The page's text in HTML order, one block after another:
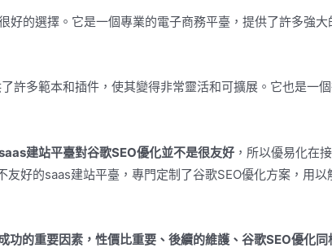
好的選擇。它是一個專業的電子商務平臺，提供了許多強大
許多範本和插件，使其變得非常靈活和可擴展。它也是一
建站平臺對谷歌SEO優化並不是很友好 ，所以優易化在
好的saas建站平臺，專門定制了谷歌SEO優化方案，用以
功的重要因素，性價比重要、後續的維護、 谷歌SEO優化同